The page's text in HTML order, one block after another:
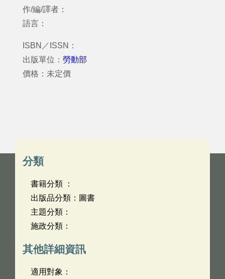
作/編/譯者：
語言：
ISBN／ISSN：
出版單位： 勞動部
價格：未定價
分類
書籍分類 ：
出版品分類：圖書
主題分類：
施政分類：
其他詳細資訊
適用對象：